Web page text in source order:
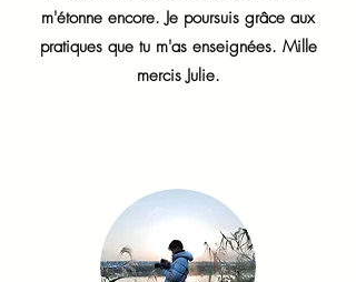
m'étonne encore. Je poursuis grâce aux
pratiques que tu m'as enseignées. Mille
mercis Julie.